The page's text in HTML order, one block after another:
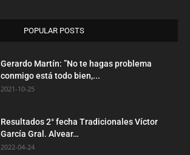
POPULAR POSTS
Gerardo Martín: ”No te hagas problema
conmigo está todo bien,...
2021-10-25
Resultados 2° fecha Tradicionales Víctor
García Gral. Alvear…
2022-04-24